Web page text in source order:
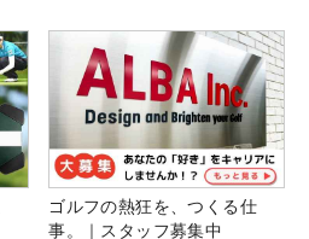
ゴルフの熱狂を、つくる仕
事。｜スタッフ募集中